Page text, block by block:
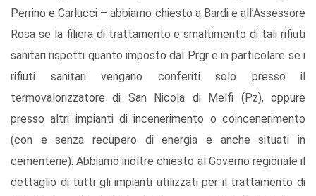
Perrino e Carlucci – abbiamo chiesto a Bardi e all’Assessore
Rosa se la filiera di trattamento e smaltimento di tali rifiuti
sanitari rispetti quanto imposto dal Prgr e in particolare se i
rifiuti sanitari vengano conferiti solo presso il
termovalorizzatore di San Nicola di Melfi (Pz), oppure
presso altri impianti di incenerimento o coincenerimento
(con e senza recupero di energia e anche situati in
cementerie). Abbiamo inoltre chiesto al Governo regionale il
dettaglio di tutti gli impianti utilizzati per il trattamento di